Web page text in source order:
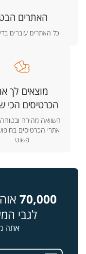
האתרים
כל האתרים עוברים
מוצאים לך
הכרטיסים הכי
השוואה מהירה ובטוחה
אתרי הכרטיסים
פשוט
70,000
לגבי
אתה